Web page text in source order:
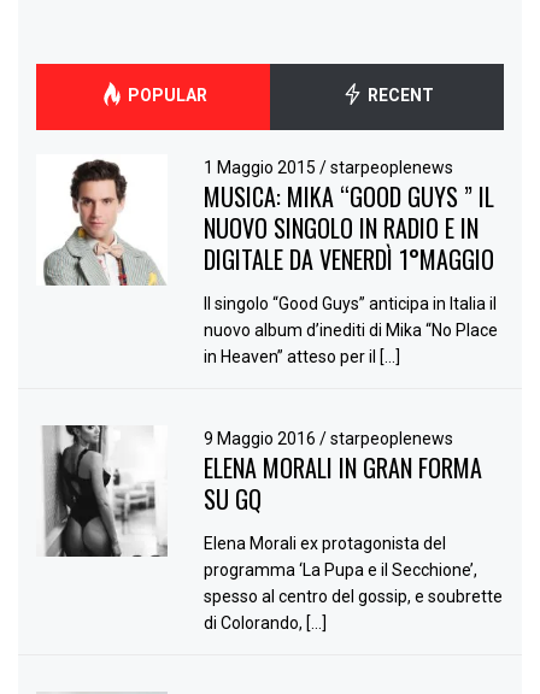
POPULAR RECENT
1 Maggio 2015/ starpeoplenews
MUSICA: MIKA “GOOD GUYS ” IL
NUOVO SINGOLO IN RADIO E IN
DIGITALE DA VENERDÌ 1°MAGGIO
Il singolo “Good Guys” anticipa in Italia il
nuovo album d’inediti di Mika “No Place
in Heaven” atteso per il […]
9 Maggio 2016/ starpeoplenews
ELENA MORALI IN GRAN FORMA
SU GQ
Elena Morali ex protagonista del
programma ‘La Pupa e il Secchione’,
spesso al centro del gossip, e soubrette
di Colorando, […]